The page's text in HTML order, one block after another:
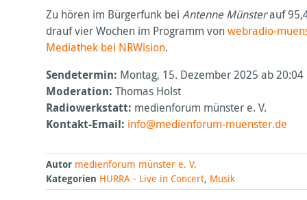
Zu hören im Bürgerfunk beiAntenne Münsterauf
drauf vier Wochen im Programm vonwebradio-
Mediathek bei NRWision.
Sendetermin: Montag, 15. Dezember 2025 ab 20:04
Moderation: Thomas Holst
Radiowerkstatt: medienforum münster e. V.
Kontakt-Email: info@medienforum-muenster.de
Autor medienforum münster e. V.
Kategorien HURRA - Live in Concert, Musik